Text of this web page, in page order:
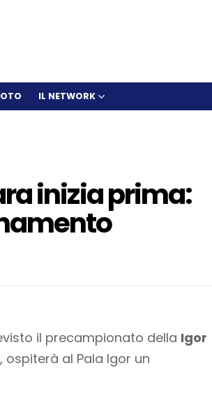
IL NETWORK
inizia prima:
il precampionato della Igor
ospiterà al Pala Igor un